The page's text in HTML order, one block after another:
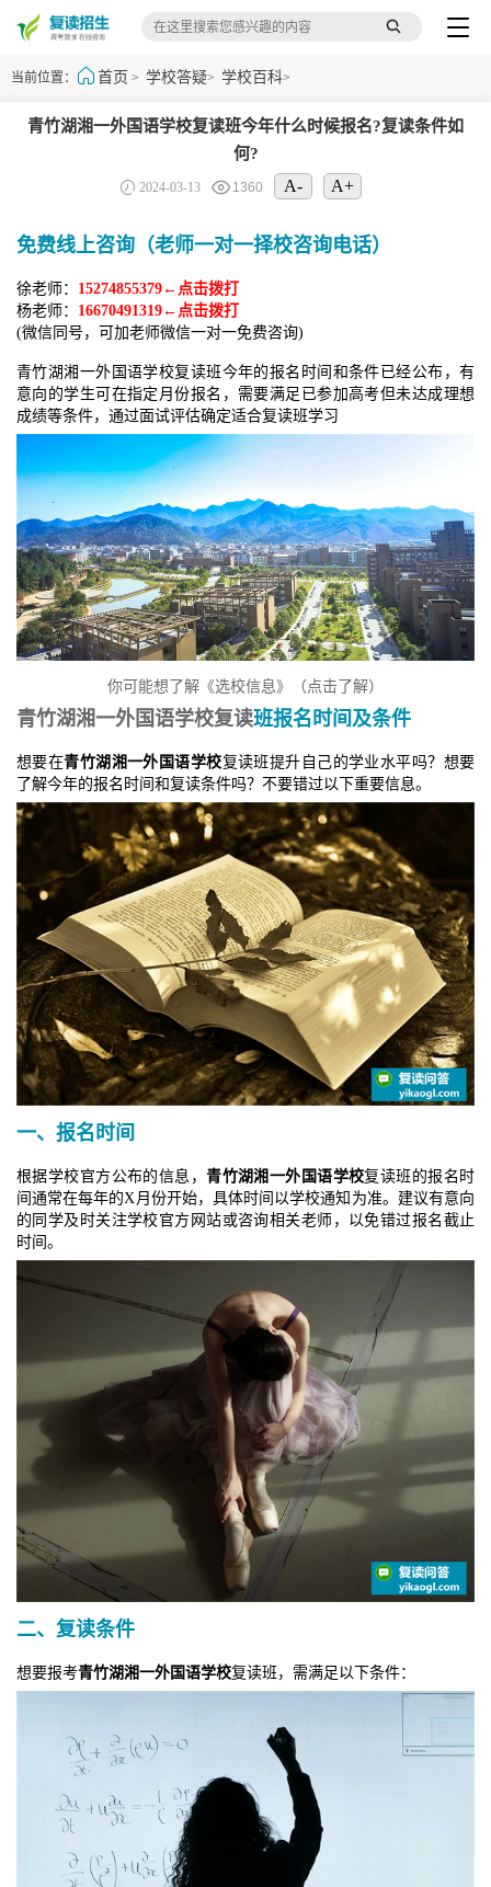
当前位置： 首页 > 学校答疑> 学校百科>
青竹湖湘一外国语学校复读班今年什么时候报名?复读条件如
何?
2024-03-13 1360 A- A+
免费线上咨询（老师一对一择校咨询电话）
徐老师： 15274855379←点击拨打
杨老师： 16670491319←点击拨打
(微信同号，可加老师微信一对一免费咨询)
青竹湖湘一外国语学校复读班今年的报名时间和条件已经公布，有
意向的学生可在指定月份报名，需要满足已参加高考但未达成理想
成绩等条件，通过面试评估确定适合复读班学习
你可能想了解《选校信息》（点击了解）
青竹湖湘一外国语学校复读班报名时间及条件
想要在青竹湖湘一外国语学校复读班提升自己的学业水平吗？想要
了解今年的报名时间和复读条件吗？不要错过以下重要信息。
一、报名时间
根据学校官方公布的信息，青竹湖湘一外国语学校复读班的报名时
间通常在每年的X月份开始，具体时间以学校通知为准。建议有意向
的同学及时关注学校官方网站或咨询相关老师，以免错过报名截止
时间。
二、复读条件
想要报考青竹湖湘一外国语学校复读班，需满足以下条件：